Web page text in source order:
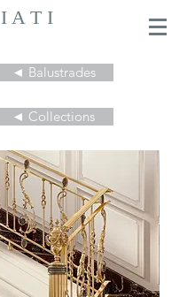
A T I
◄ Balustrades
◄ Collections